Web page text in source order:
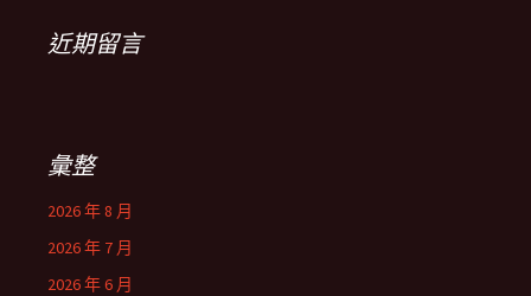
近期留言
彙整
2026 年 8 月
2026 年 7 月
2026 年 6 月